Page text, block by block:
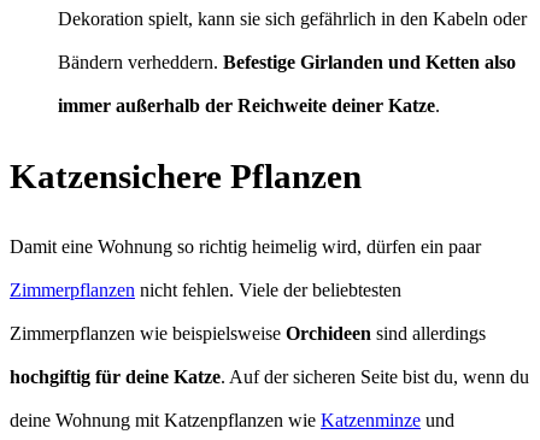
Dekoration spielt, kann sie sich gefährlich in den Kabeln oder
Bändern verheddern. Befestige Girlanden und Ketten also
immer außerhalb der Reichweite deiner Katze.
Katzensichere Pflanzen
Damit eine Wohnung so richtig heimelig wird, dürfen ein paar
Zimmerpflanzen nicht fehlen. Viele der beliebtesten
Zimmerpflanzen wie beispielsweise Orchideen sind allerdings
hochgiftig für deine Katze. Auf der sicheren Seite bist du, wenn du
deine Wohnung mit Katzenpflanzen wie Katzenminze und